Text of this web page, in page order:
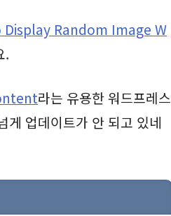
Display Random Image W
.
라는 유용한 워드프레스
게 업데이트가 안 되고 있네